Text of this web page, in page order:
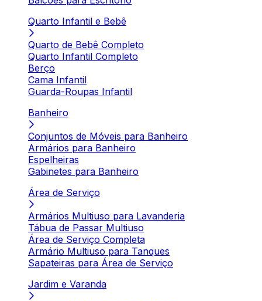
Quarto Infantil e Bebê
Quarto de Bebê Completo
Quarto Infantil Completo
Berço
Cama Infantil
Guarda-Roupas Infantil
Banheiro
Conjuntos de Móveis para Banheiro
Armários para Banheiro
Espelheiras
Gabinetes para Banheiro
Área de Serviço
Armários Multiuso para Lavanderia
Tábua de Passar Multiuso
Área de Serviço Completa
Armário Multiuso para Tanques
Sapateiras para Área de Serviço
Jardim e Varanda